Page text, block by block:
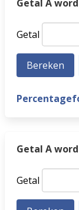
Getal A
Getal
Getal A
Getal